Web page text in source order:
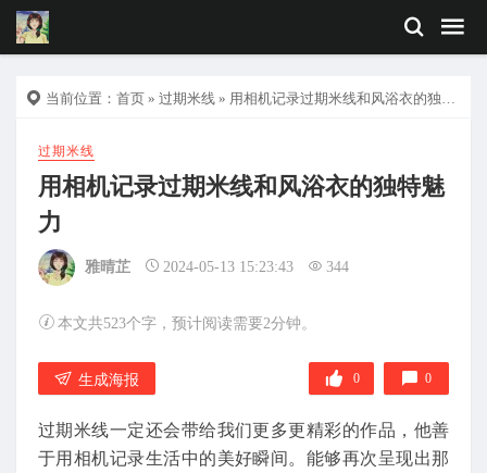
当前位置： 首页 » 过期米线 » 用相机记录过期米线和风浴衣的独特魅力
过期米线
用相机记录过期米线和风浴衣的独特魅
力
雅晴芷 2024-05-13 15:23:43 344
本文共523个字，预计阅读需要2分钟。
生成海报 0 0
过期米线一定还会带给我们更多更精彩的作品，他善
于用相机记录生活中的美好瞬间。能够再次呈现出那